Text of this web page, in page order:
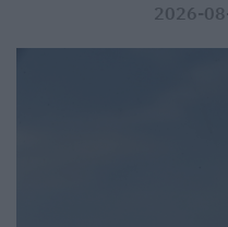
2026-